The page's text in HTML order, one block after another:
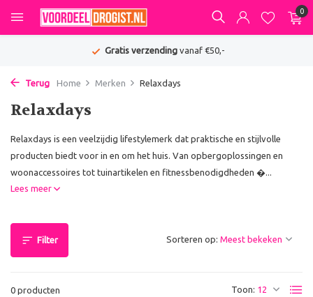
0
Gratis verzendingvanaf €50,-
Terug Home Merken Relaxdays
Relaxdays
Relaxdays is een veelzijdig lifestylemerk dat praktische en stijlvolle
producten biedt voor in en om het huis. Van opbergoplossingen en
woonaccessoires tot tuinartikelen en fitnessbenodigdheden �...
Lees meer
Filter
0 producten Toon:
Sorteren op: